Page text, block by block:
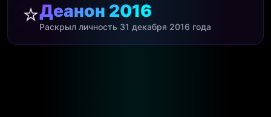
⭐Деанон 2016
Раскрыл личность 31 декабря 2016 года